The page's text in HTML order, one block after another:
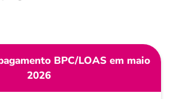
BPC/LOAS em maio
2026